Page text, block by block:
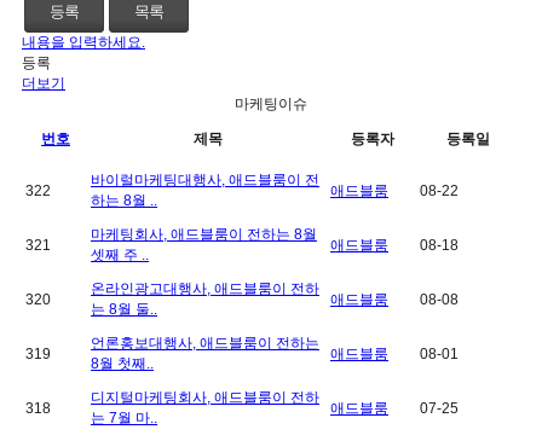
등록 목록
내용을 입력하세요.
등록
더보기
마케팅이슈
번호 제목 등록자 등록일
322
바이럴마케팅대행사, 애드블룸이 전
하는 8월 ..
애드블룸 08-22
321
마케팅회사, 애드블룸이 전하는 8월
셋째 주 ..
애드블룸 08-18
320
온라인광고대행사, 애드블룸이 전하
는 8월 둘..
애드블룸 08-08
319
언론홍보대행사, 애드블룸이 전하는
8월 첫째..
애드블룸 08-01
318
디지털마케팅회사, 애드블룸이 전하
는 7월 마..
애드블룸 07-25